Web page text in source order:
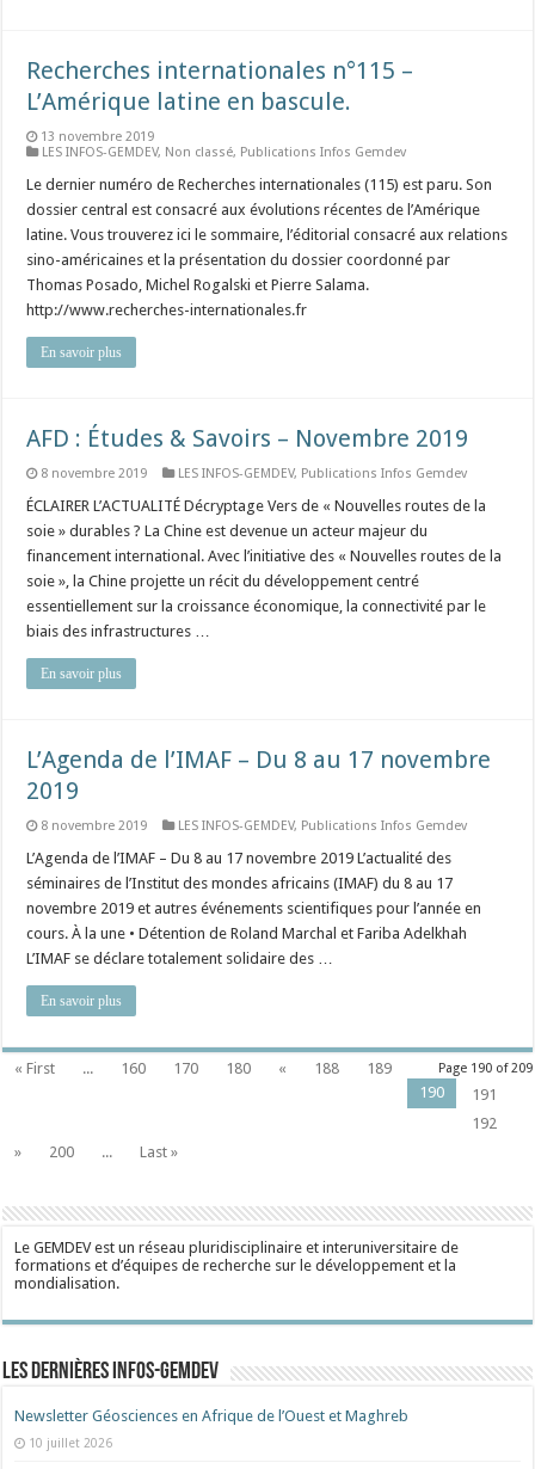
Recherches internationales n°115 –
L’Amérique latine en bascule.
13 novembre 2019
LES INFOS-GEMDEV, Non classé, Publications Infos Gemdev
Le dernier numéro de Recherches internationales (115) est paru. Son
dossier central est consacré aux évolutions récentes de l’Amérique
latine. Vous trouverez ici le sommaire, l’éditorial consacré aux relations
sino-américaines et la présentation du dossier coordonné par
Thomas Posado, Michel Rogalski et Pierre Salama.
http://www.recherches-internationales.fr
En savoir plus
AFD : Études & Savoirs – Novembre 2019
8 novembre 2019 LES INFOS-GEMDEV, Publications Infos Gemdev
ÉCLAIRER L’ACTUALITÉ Décryptage Vers de « Nouvelles routes de la
soie » durables ? La Chine est devenue un acteur majeur du
financement international. Avec l’initiative des « Nouvelles routes de la
soie », la Chine projette un récit du développement centré
essentiellement sur la croissance économique, la connectivité par le
biais des infrastructures …
En savoir plus
L’Agenda de l’IMAF – Du 8 au 17 novembre
2019
8 novembre 2019 LES INFOS-GEMDEV, Publications Infos Gemdev
L’Agenda de l’IMAF – Du 8 au 17 novembre 2019 L’actualité des
séminaires de l’Institut des mondes africains (IMAF) du 8 au 17
novembre 2019 et autres événements scientifiques pour l’année en
cours. À la une • Détention de Roland Marchal et Fariba Adelkhah
L’IMAF se déclare totalement solidaire des …
En savoir plus
Page 190 of 209
« First ... 160 170 180 « 188
189
190
191
192
»
200 ... Last »
Le GEMDEV est un réseau pluridisciplinaire et interuniversitaire de
formations et d’équipes de recherche sur le développement et la
mondialisation.
Les dernières Infos-Gemdev
Newsletter Géosciences en Afrique de l’Ouest et Maghreb
10 juillet 2026